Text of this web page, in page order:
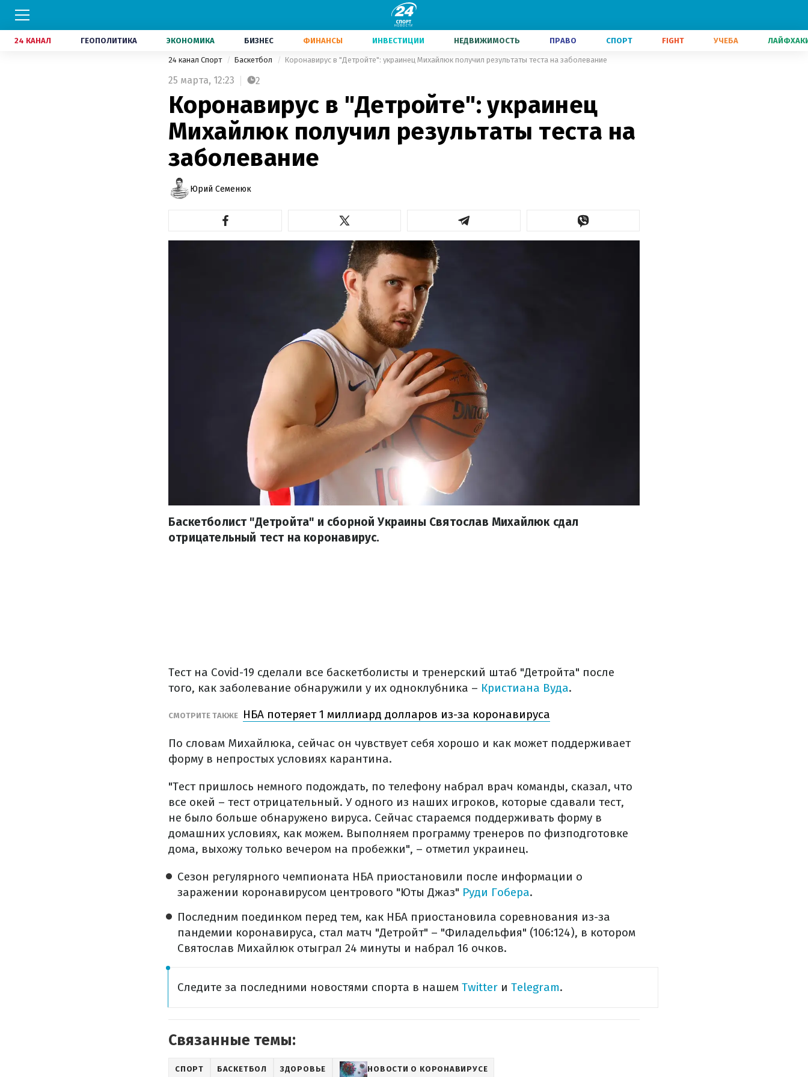
24 КАНАЛ ГЕОПОЛИТИКА ЭКОНОМИКА БИЗНЕС ФИНАНСЫ ИНВЕСТИЦИИ НЕДВИЖИМОСТЬ ПРАВО СПОРТ FIGHT УЧЕБА
24 канал Спорт Баскетбол Коронавирус в "Детройте": украинец Михайлюк получил результаты теста на заболевание
25 марта, 12:23 2
Коронавирус в "Детройте": украинец
Михайлюк получил результаты теста на
заболевание
Юрий Семенюк
Баскетболист "Детройта" и сборной Украины Святослав Михайлюк сдал
отрицательный тест на коронавирус.
Тест на Covid-19 сделали все баскетболисты и тренерский штаб "Детройта" после
того, как заболевание обнаружили у их одноклубника – Кристиана Вуда.
СМОТРИТЕ ТАКЖЕ НБА потеряет 1 миллиард долларов из-за коронавируса
По словам Михайлюка, сейчас он чувствует себя хорошо и как может поддерживает
форму в непростых условиях карантина.
"Тест пришлось немного подождать, по телефону набрал врач команды, сказал, что
все окей – тест отрицательный. У одного из наших игроков, которые сдавали тест,
не было больше обнаружено вируса. Сейчас стараемся поддерживать форму в
домашних условиях, как можем. Выполняем программу тренеров по физподготовке
дома, выхожу только вечером на пробежки", – отметил украинец.
Сезон регулярного чемпионата НБА приостановили после информации о
заражении коронавирусом центрового "Юты Джаз" Руди Гобера.
Последним поединком перед тем, как НБА приостановила соревнования из-за
пандемии коронавируса, стал матч "Детройт" – "Филадельфия" (106:124), в котором
Святослав Михайлюк отыграл 24 минуты и набрал 16 очков.
Следите за последними новостями спорта в нашем Twitter и Telegram.
Связанные темы:
СПОРТ БАСКЕТБОЛ ЗДОРОВЬЕ НОВОСТИ О КОРОНАВИРУСЕ